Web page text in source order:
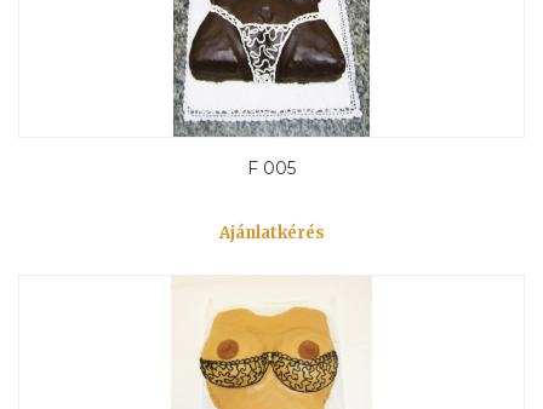
F 005
Ajánlatkérés